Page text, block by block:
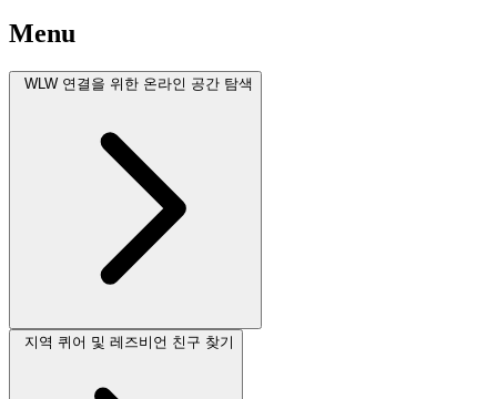
Menu
WLW 연결을 위한 온라인 공간 탐색
지역 퀴어 및 레즈비언 친구 찾기